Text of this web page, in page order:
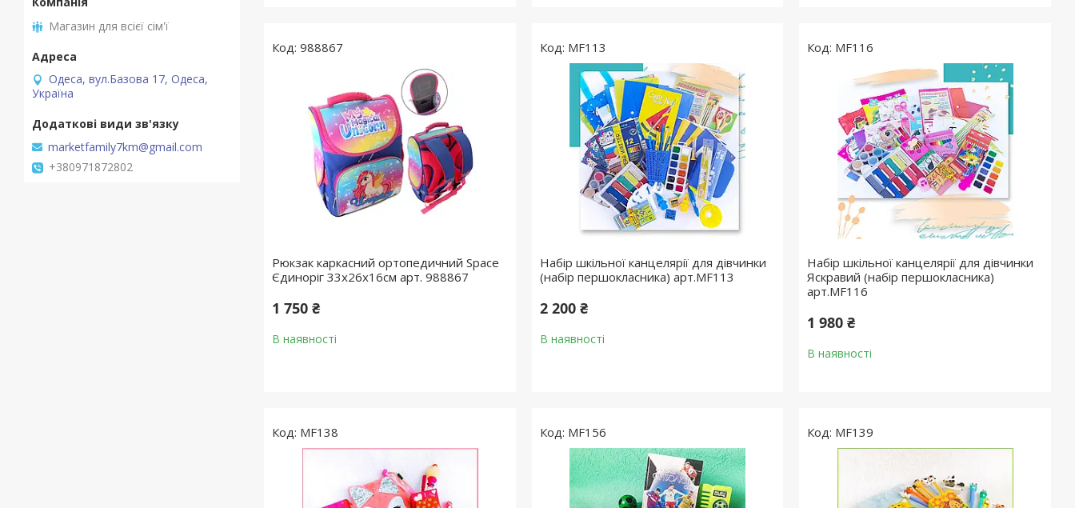
988867
Рюкзак каркасний ортопедичний Space
Єдиноріг 33х26х16см арт. 988867
1 750 ₴
В наявності
MF113
Набір шкільної канцелярії для дівчинки
(набір першокласника) арт.MF113
2 200 ₴
В наявності
MF116
Набір шкільної канцелярії для дівчинки
Яскравий (набір першокласника)
арт.MF116
1 980 ₴
В наявності
MF138 MF156 MF139
Магазин для всієї сім'ї
Одеса, вул.Базова 17, Одеса,
Україна
marketfamily7km@gmail.com
+380971872802